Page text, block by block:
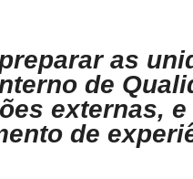
as
de
externas,
de